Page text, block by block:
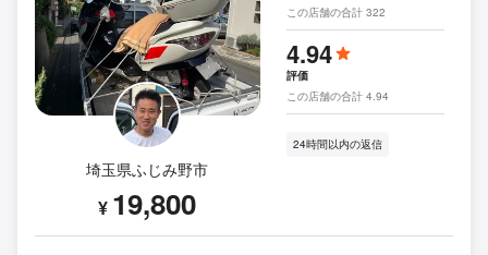
埼玉県ふじみ野市
¥ 19,800
この店舗の合計 322
4.94
評価
この店舗の合計 4.94
24時間以内の返信